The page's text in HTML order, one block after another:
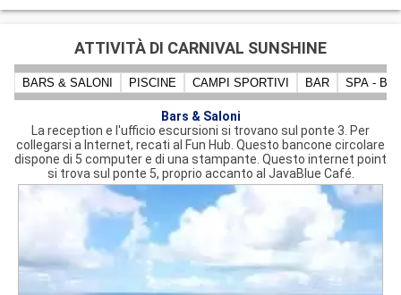
ATTIVITÀ DI CARNIVAL SUNSHINE
BARS & SALONI PISCINE CAMPI SPORTIVI BAR SPA -
Bars & Saloni
La reception e l'ufficio escursioni si trovano sul ponte 3. Per
collegarsi a Internet, recati al Fun Hub. Questo bancone circolare
dispone di 5 computer e di una stampante. Questo internet point
si trova sul ponte 5, proprio accanto al JavaBlue Café.